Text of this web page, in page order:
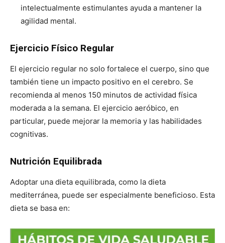
intelectualmente estimulantes ayuda a mantener la
agilidad mental.
Ejercicio Físico Regular
El ejercicio regular no solo fortalece el cuerpo, sino que
también tiene un impacto positivo en el cerebro. Se
recomienda al menos 150 minutos de actividad física
moderada a la semana. El ejercicio aeróbico, en
particular, puede mejorar la memoria y las habilidades
cognitivas.
Nutrición Equilibrada
Adoptar una dieta equilibrada, como la dieta
mediterránea, puede ser especialmente beneficioso. Esta
dieta se basa en: